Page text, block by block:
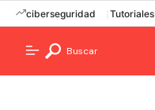
ciberseguridad Tutoriales
Buscar